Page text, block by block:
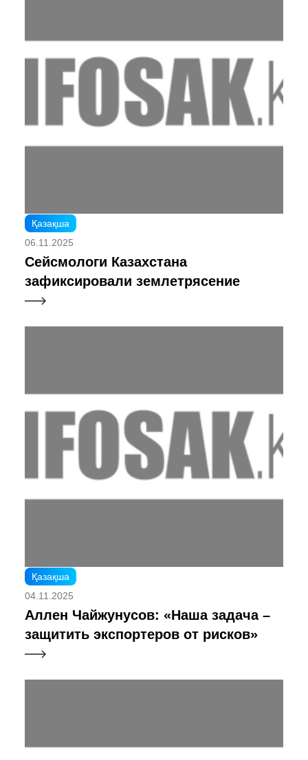
Қазақша
06.11.2025
Сейсмологи Казахстана
зафиксировали землетрясение
Қазақша
04.11.2025
Аллен Чайжунусов: «Наша задача –
защитить экспортеров от рисков»